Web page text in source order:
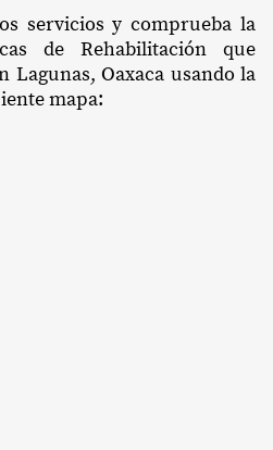
servicios y comprueba la
de Rehabilitación que
Lagunas, Oaxaca usando la
mapa: